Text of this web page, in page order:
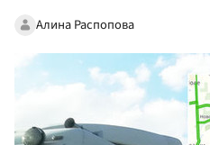
Алина Распопова